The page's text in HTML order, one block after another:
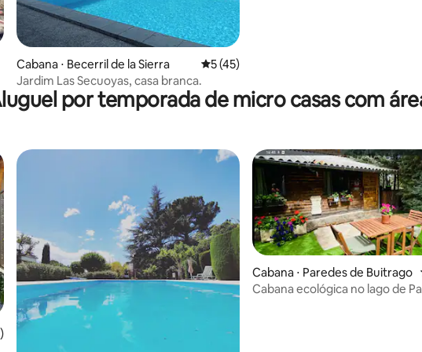
Cabana ⋅ Becerril de la Sierra 5 de uma avaliação média de 5, 45
5 (45)
Jardim Las Secuoyas, casa branca.
por temporada de micro casas com
avaliação média de 5, 6 avaliações
Cabana ⋅ Paredes de Buitrago
Cabana ecológica no lago de